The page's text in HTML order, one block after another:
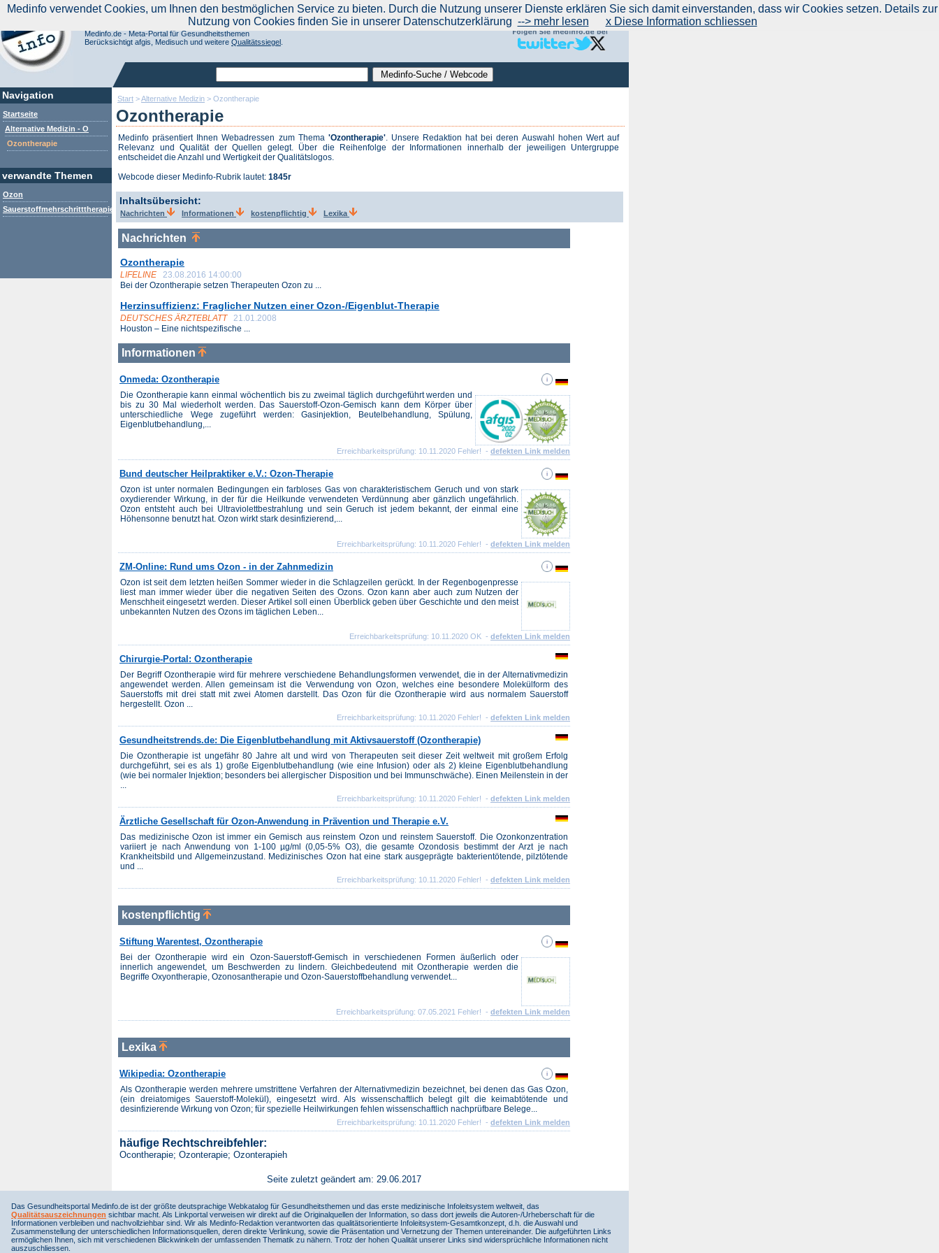
Start >Alternative Medizin > Ozontherapie
Ozontherapie
Medinfo präsentiert Ihnen Webadressen zum Thema 'Ozontherapie'. Unsere Redaktion hat bei deren Auswahl hohen Wert auf
Relevanz und Qualität der Quellen gelegt. Über die Reihenfolge der Informationen innerhalb der jeweiligen Untergruppe
entscheidet die Anzahl und Wertigkeit der Qualitätslogos.
Webcode dieser Medinfo-Rubrik lautet: 1845r
Inhaltsübersicht:
Nachrichten Informationen kostenpflichtig Lexika
Nachrichten
Ozontherapie
LIFELINE
23.08.2016 14:00:00
Bei der Ozontherapie setzen Therapeuten Ozon zu ...
Herzinsuffizienz: Fraglicher Nutzen einer Ozon-/Eigenblut-Therapie
DEUTSCHES ÄRZTEBLATT
21.01.2008
Houston – Eine nichtspezifische ...
Informationen
Onmeda: Ozontherapie
Die Ozontherapie kann einmal wöchentlich bis zu zweimal täglich durchgeführt werden und
bis zu 30 Mal wiederholt werden. Das Sauerstoff-Ozon-Gemisch kann dem Körper über
unterschiedliche Wege zugeführt werden: Gasinjektion, Beutelbehandlung, Spülung,
Eigenblutbehandlung,...
Erreichbarkeitsprüfung: 10.11.2020 Fehler! - defekten Link melden
Bund deutscher Heilpraktiker e.V.: Ozon-Therapie
Ozon ist unter normalen Bedingungen ein farbloses Gas von charakteristischem Geruch und von stark
oxydierender Wirkung, in der für die Heilkunde verwendeten Verdünnung aber gänzlich ungefährlich.
Ozon entsteht auch bei Ultraviolettbestrahlung und sein Geruch ist jedem bekannt, der einmal eine
Höhensonne benutzt hat. Ozon wirkt stark desinfizierend,...
Erreichbarkeitsprüfung: 10.11.2020 Fehler! - defekten Link melden
ZM-Online: Rund ums Ozon - in der Zahnmedizin
Ozon ist seit dem letzten heißen Sommer wieder in die Schlagzeilen gerückt. In der Regenbogenpresse
liest man immer wieder über die negativen Seiten des Ozons. Ozon kann aber auch zum Nutzen der
Menschheit eingesetzt werden. Dieser Artikel soll einen Überblick geben über Geschichte und den meist
unbekannten Nutzen des Ozons im täglichen Leben...
Erreichbarkeitsprüfung: 10.11.2020 OK - defekten Link melden
Chirurgie-Portal: Ozontherapie
Der Begriff Ozontherapie wird für mehrere verschiedene Behandlungsformen verwendet, die in der Alternativmedizin
angewendet werden. Allen gemeinsam ist die Verwendung von Ozon, welches eine besondere Molekülform des
Sauerstoffs mit drei statt mit zwei Atomen darstellt. Das Ozon für die Ozontherapie wird aus normalem Sauerstoff
hergestellt. Ozon ...
Erreichbarkeitsprüfung: 10.11.2020 Fehler! - defekten Link melden
Gesundheitstrends.de: Die Eigenblutbehandlung mit Aktivsauerstoff (Ozontherapie)
Die Ozontherapie ist ungefähr 80 Jahre alt und wird von Therapeuten seit dieser Zeit weltweit mit großem Erfolg
durchgeführt, sei es als 1) große Eigenblutbehandlung (wie eine Infusion) oder als 2) kleine Eigenblutbehandlung
(wie bei normaler Injektion; besonders bei allergischer Disposition und bei Immunschwäche). Einen Meilenstein in der
...
Erreichbarkeitsprüfung: 10.11.2020 Fehler! - defekten Link melden
Ärztliche Gesellschaft für Ozon-Anwendung in Prävention und Therapie e.V.
Das medizinische Ozon ist immer ein Gemisch aus reinstem Ozon und reinstem Sauerstoff. Die Ozonkonzentration
variiert je nach Anwendung von 1-100 µg/ml (0,05-5% O3), die gesamte Ozondosis bestimmt der Arzt je nach
Krankheitsbild und Allgemeinzustand. Medizinisches Ozon hat eine stark ausgeprägte bakterientötende, pilztötende
und ...
Erreichbarkeitsprüfung: 10.11.2020 Fehler! - defekten Link melden
kostenpflichtig
Stiftung Warentest, Ozontherapie
Bei der Ozontherapie wird ein Ozon-Sauerstoff-Gemisch in verschiedenen Formen äußerlich oder
innerlich angewendet, um Beschwerden zu lindern. Gleichbedeutend mit Ozontherapie werden die
Begriffe Oxyontherapie, Ozonosantherapie und Ozon-Sauerstoffbehandlung verwendet...
Erreichbarkeitsprüfung: 07.05.2021 Fehler! - defekten Link melden
Lexika
Wikipedia: Ozontherapie
Als Ozontherapie werden mehrere umstrittene Verfahren der Alternativmedizin bezeichnet, bei denen das Gas Ozon,
(ein dreiatomiges Sauerstoff-Molekül), eingesetzt wird. Als wissenschaftlich belegt gilt die keimabtötende und
desinfizierende Wirkung von Ozon; für spezielle Heilwirkungen fehlen wissenschaftlich nachprüfbare Belege...
Erreichbarkeitsprüfung: 10.11.2020 Fehler! - defekten Link melden
häufige Rechtschreibfehler:
Ocontherapie; Ozonterapie; Ozonterapieh
Seite zuletzt geändert am: 29.06.2017
Navigation
Startseite
Alternative Medizin - O
Ozontherapie
verwandte Themen
Ozon
Sauerstoffmehrschritttherapie
Aktuelle Nachrichten|Nachrichtentrend | werben auf Medinfo|Anbieter hinzufügen (Gratis!)|über Medinfo|Feedback
Suchen Sie noch oder Finden Sie schon?
Medinfo.de - Meta-Portal für Gesundheitsthemen
Berücksichtigt afgis, Medisuch und weitere Qualitätssiegel
Das Gesundheitsportal Medinfo.de ist der größte deutsprachige Webkatalog für Gesundheitsthemen und das erste medizinische Infoleitsystem weltweit, das
Qualitätsauszeichnungen sichtbar macht. Als Linkportal verweisen wir direkt auf die Originalquellen der Information, so dass dort jeweils die Autoren-/Urheberschaft für die
Informationen verbleiben und nachvollziehbar sind. Wir als Medinfo-Redaktion verantworten das qualitätsorientierte Infoleitsystem-Gesamtkonzept, d.h. die Auswahl und
Zusammenstellung der unterschiedlichen Informationsquellen, deren direkte Verlinkung, sowie die Präsentation und Vernetzung der Themen untereinander. Die aufgeführten Links
ermöglichen Ihnen, sich mit verschiedenen Blickwinkeln der umfassenden Thematik zu nähern. Trotz der hohen Qualität unserer Links sind widersprüchliche Informationen nicht
auszuschliessen.
Medinfo verwendet Cookies, um Ihnen den bestmöglichen Service zu bieten. Durch die Nutzung unserer Dienste erklären Sie sich damit einverstanden, dass wir Cookies setzen. Details zur
Nutzung von Cookies finden Sie in unserer Datenschutzerklärung --> mehr lesen x Diese Information schliessen